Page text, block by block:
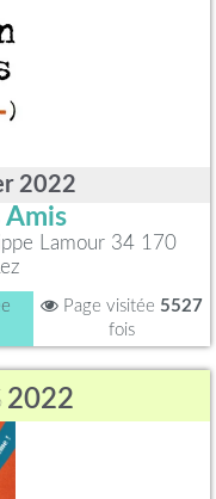
2022
Amis
Lamour 34 170
Page visitée 5527
fois
2022